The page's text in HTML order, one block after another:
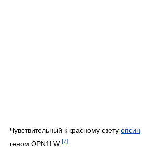
Чувствительный к красному свету опсин
геном OPN1LW [7]